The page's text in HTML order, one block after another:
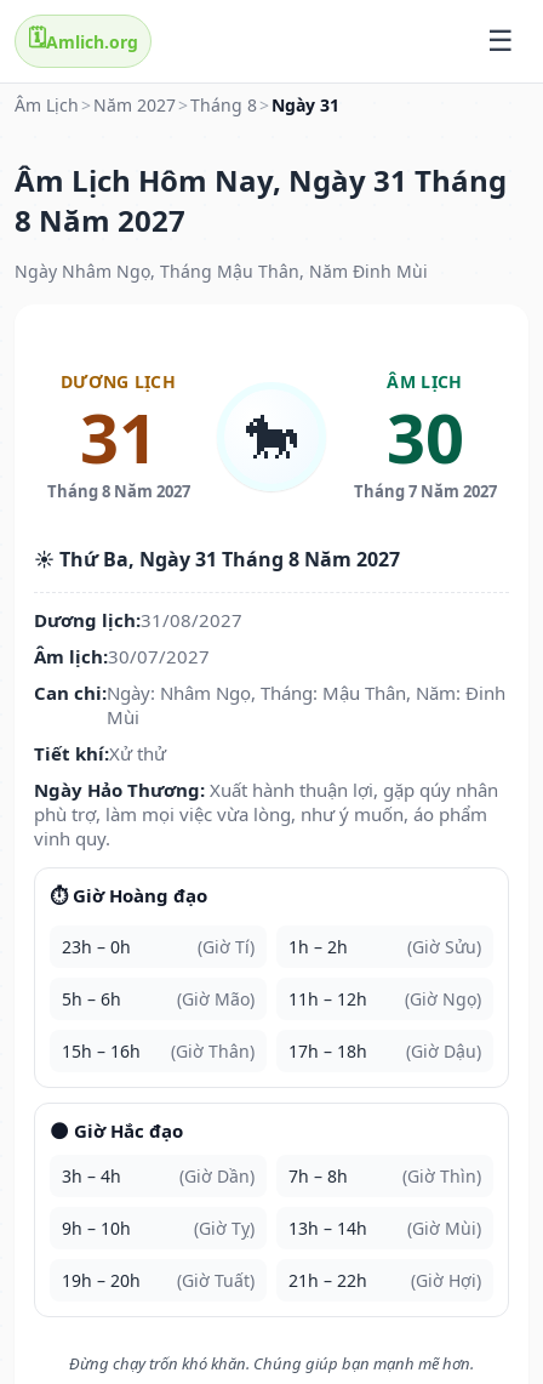
🗓️Amlich.org
Âm Lịch > Năm 2027>Tháng 8> Ngày 31
Âm Lịch Hôm Nay, Ngày 31 Tháng
8 Năm 2027
Ngày Nhâm Ngọ, Tháng Mậu Thân, Năm Đinh Mùi
DƯƠNG LỊCH
31
Tháng 8 Năm 2027
🐎
ÂM LỊCH
30
Tháng 7 Năm 2027
☀️ Thứ Ba, Ngày 31 Tháng 8 Năm 2027
Dương lịch:31/08/2027
Âm lịch:30/07/2027
Can chi:Ngày: Nhâm Ngọ, Tháng: Mậu Thân, Năm: Đinh
Mùi
Tiết khí:Xử thử
Ngày Hảo Thương: Xuất hành thuận lợi, gặp qúy nhân
phù trợ, làm mọi việc vừa lòng, như ý muốn, áo phẩm
vinh quy.
⏱️ Giờ Hoàng đạo
23h – 0h (Giờ Tí) 1h – 2h (Giờ Sửu)
5h – 6h (Giờ Mão) 11h – 12h (Giờ Ngọ)
15h – 16h (Giờ Thân) 17h – 18h (Giờ Dậu)
🌑 Giờ Hắc đạo
3h – 4h (Giờ Dần) 7h – 8h (Giờ Thìn)
9h – 10h (Giờ Tỵ) 13h – 14h (Giờ Mùi)
19h – 20h (Giờ Tuất) 21h – 22h (Giờ Hợi)
Đừng chạy trốn khó khăn. Chúng giúp bạn mạnh mẽ hơn.